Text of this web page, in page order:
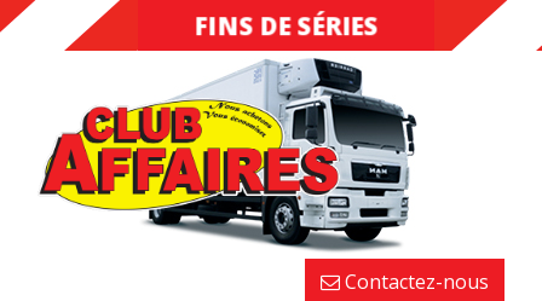
DESTOCKAGE
FINS DE SÉRIES
Contactez-nous